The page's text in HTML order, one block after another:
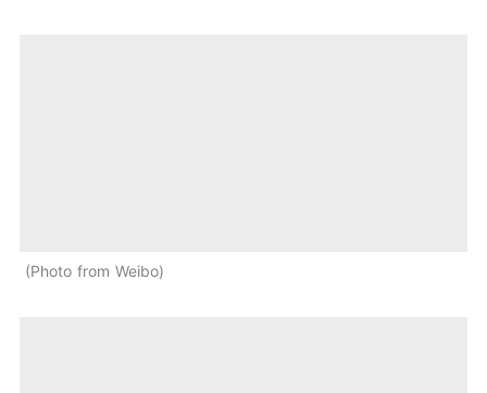
Photo from Weibo